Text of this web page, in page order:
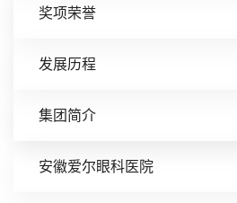
奖项荣誉
发展历程
集团简介
安徽爱尔眼科医院